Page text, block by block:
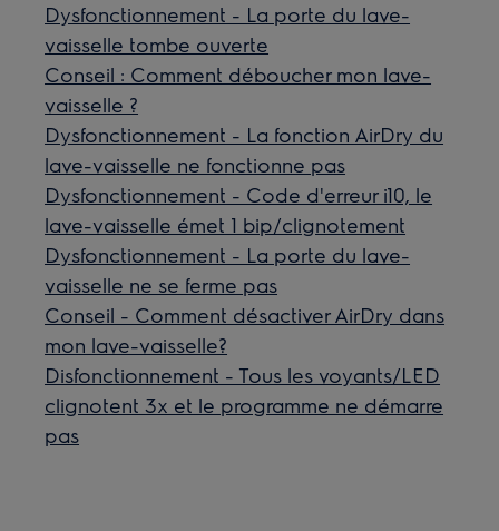
Dysfonctionnement - La porte du lave-
vaisselle tombe ouverte
Conseil : Comment déboucher mon lave-
vaisselle ?
Dysfonctionnement - La fonction AirDry du
lave-vaisselle ne fonctionne pas
Dysfonctionnement - Code d'erreur i10, le
lave-vaisselle émet 1 bip/clignotement
Dysfonctionnement - La porte du lave-
vaisselle ne se ferme pas
Conseil - Comment désactiver AirDry dans
mon lave-vaisselle?
Disfonctionnement - Tous les voyants/LED
clignotent 3x et le programme ne démarre
pas